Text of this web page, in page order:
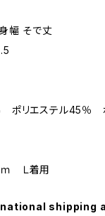
幅 そで丈
ポリエステル45％
ｍ Ｌ着用
shipping